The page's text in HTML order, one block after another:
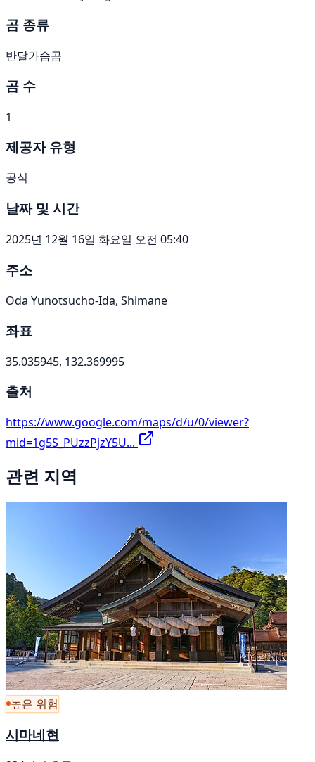
곰 종류
반달가슴곰
곰 수
1
제공자 유형
공식
날짜 및 시간
2025년 12월 16일 화요일 오전 05:40
주소
Oda Yunotsucho-Ida, Shimane
좌표
35.035945, 132.369995
출처
https://www.google.com/maps/d/u/0/viewer?
mid=1g5S_PUzzPjzY5U...
관련 지역
높은 위험
시마네현